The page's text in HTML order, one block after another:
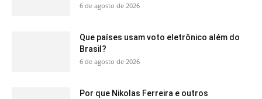
6 de agosto de 2026
Que países usam voto eletrônico além do
Brasil?
6 de agosto de 2026
Por que Nikolas Ferreira e outros